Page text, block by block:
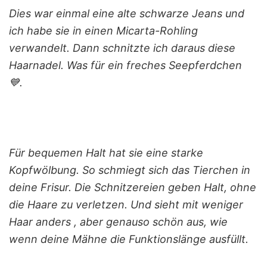
Dies war einmal eine alte schwarze Jeans und
ich habe sie in einen Micarta-Rohling
verwandelt. Dann schnitzte ich daraus diese
Haarnadel. Was für ein freches Seepferdchen
💙.
Für bequemen Halt hat sie eine starke
Kopfwölbung. So schmiegt sich das Tierchen in
deine Frisur. Die Schnitzereien geben Halt, ohne
die Haare zu verletzen. Und sieht mit weniger
Haar anders , aber genauso schön aus, wie
wenn deine Mähne die Funktionslänge ausfüllt.